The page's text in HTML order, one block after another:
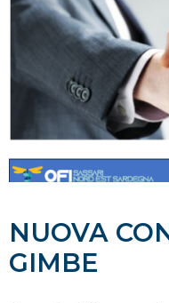
NUOVA
GIMBE